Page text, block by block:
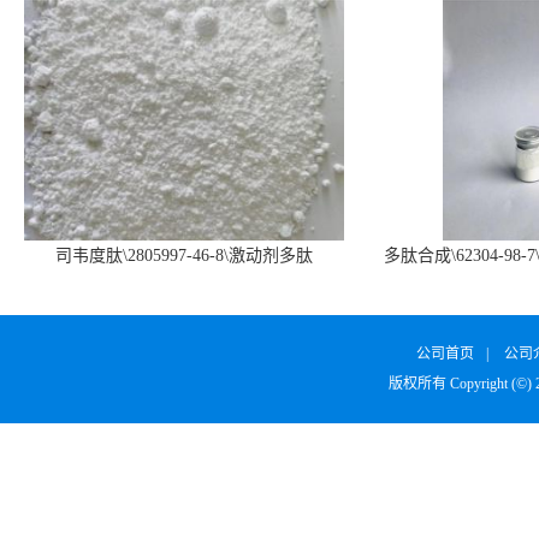
司韦度肽\2805997-46-8\激动剂多肽
多肽合成\62304-98-
公司首页
公司
版权所有 Copyright (©)